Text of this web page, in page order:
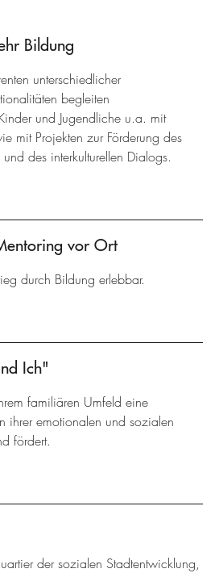
Bildung
unterschiedlicher
begleiten
und Jugendliche u.a. mit
mit Projekten zur Förderung des
und des interkulturellen Dialogs.
vor Ort
durch Bildung erlebbar.
Ich"
familiären Umfeld eine
ihrer emotionalen und sozialen
fördert.
der sozialen Stadtentwicklung,